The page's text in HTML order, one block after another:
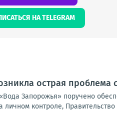
НА TELEGRAM
острая
Запорожья» поручено
контроле,